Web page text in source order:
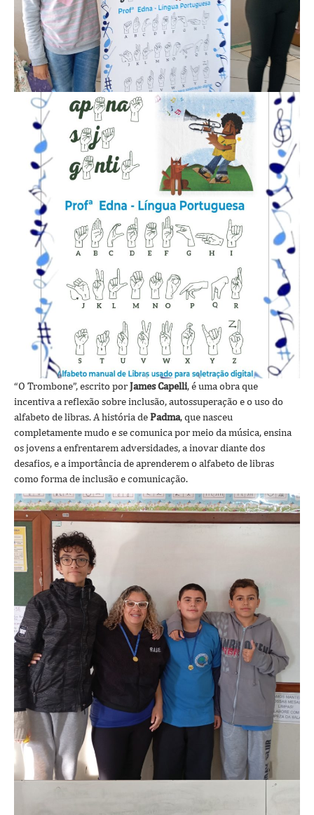
“O Trombone”, escrito porJames Capelli, é uma obra que
incentiva a reflexão sobre inclusão, autossuperação e o uso do
alfabeto de libras. A história de Padma, que nasceu
completamente mudo e se comunica por meio da música, ensina
os jovens a enfrentarem adversidades, a inovar diante dos
desafios, e a importância de aprenderem o alfabeto de libras
como forma de inclusão e comunicação.